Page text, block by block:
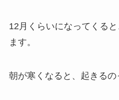
12月くらいになってくる
ます。
朝が寒くなると、起きるの